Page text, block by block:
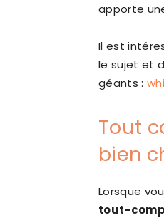
apporte
Il est
le sujet et
géants :
Tout
bien
Lorsque
tout-